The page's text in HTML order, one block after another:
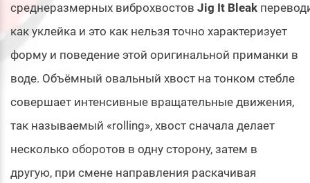
среднеразмерных виброхвостов Jig It Bleak
как уклейка и это как нельзя точно характеризует
форму и поведение этой оригинальной приманки в
воде. Объёмный овальный хвост на тонком стебле
совершает интенсивные вращательные движения,
так называемый «rolling», хвост сначала делает
несколько оборотов в одну сторону, затем в
другую, при смене направления раскачивая